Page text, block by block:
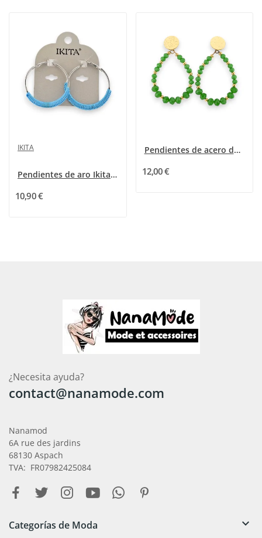
IKITA
Pendientes de aro Ikita azul turquesa
10,90 €
Pendientes de acero dorado con perlas verdes...
12,00 €
¿Necesita ayuda?
contact@nanamode.com
Nanamod
6A rue des jardins
68130 Aspach
TVA: FR07982425084
Categorías de Moda 